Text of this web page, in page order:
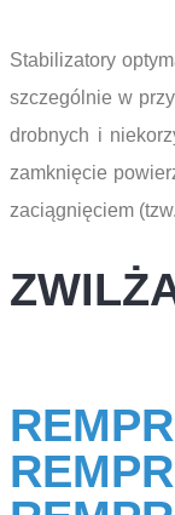
Stabilizatory
szczególnie w
drobnych i
zamknięcie
zaciągnięciem